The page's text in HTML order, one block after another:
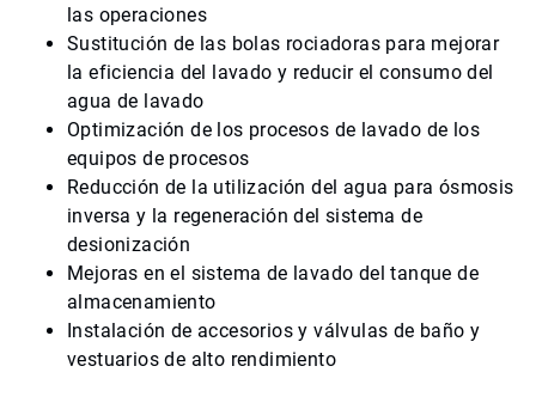
las operaciones
Sustitución de las bolas rociadoras para mejorar
la eficiencia del lavado y reducir el consumo del
agua de lavado
Optimización de los procesos de lavado de los
equipos de procesos
Reducción de la utilización del agua para ósmosis
inversa y la regeneración del sistema de
desionización
Mejoras en el sistema de lavado del tanque de
almacenamiento
Instalación de accesorios y válvulas de baño y
vestuarios de alto rendimiento